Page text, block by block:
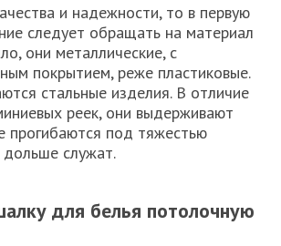
и надежности, то в первую
следует обращать на материал
они металлические, с
покрытием, реже пластиковые.
стальные изделия. В отличие
реек, они выдерживают
прогибаются под тяжестью
дольше служат.
для белья потолочную